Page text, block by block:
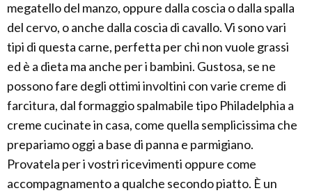
megatello del manzo, oppure dalla coscia o dalla spalla
del cervo, o anche dalla coscia di cavallo. Vi sono vari
tipi di questa carne, perfetta per chi non vuole grassi
ed è a dieta ma anche per i bambini. Gustosa, se ne
possono fare degli ottimi involtini con varie creme di
farcitura, dal formaggio spalmabile tipo Philadelphia a
creme cucinate in casa, come quella semplicissima che
prepariamo oggi a base di panna e parmigiano.
Provatela per i vostri ricevimenti oppure come
accompagnamento a qualche secondo piatto. È un